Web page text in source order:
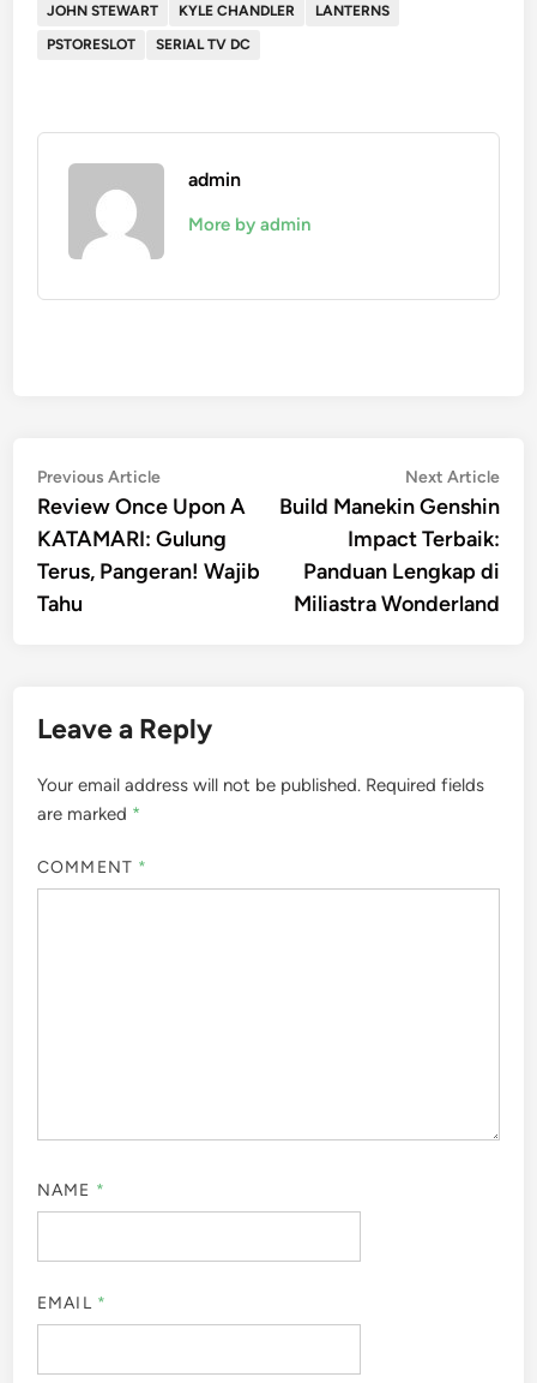
JOHN STEWART
KYLE CHANDLER
LANTERNS
PSTORESLOT
SERIAL TV DC
admin
More by admin
Post
navigation
Previous ArticlePrevious
article:
Review Once Upon A
KATAMARI: Gulung
Terus, Pangeran! Wajib
Tahu
Next Article
Build Manekin Genshin
Impact Terbaik:
Panduan Lengkap di
Miliastra Wonderland
Leave a Reply
Your email address will not be published. Required fields
are marked *
COMMENT *
NAME *
EMAIL *